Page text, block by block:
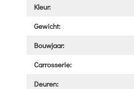
Kleur:
Gewicht:
Bouwjaar:
Carrosserie:
Deuren: